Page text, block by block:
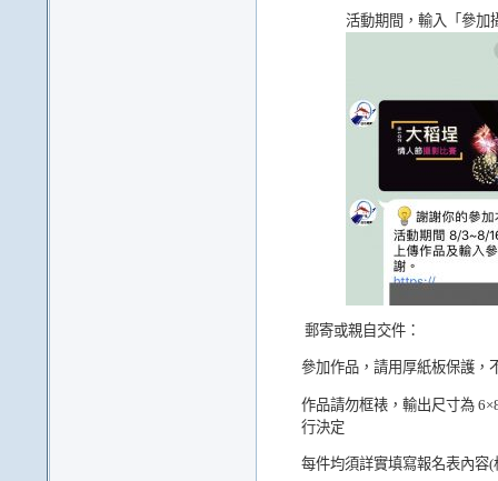
活動期間，輸入「參加
郵寄或親自交件：
參加作品，請用厚紙板保護，
作品請勿框裱，輸出尺寸為
行決定
每件均須詳實填寫報名表內容(